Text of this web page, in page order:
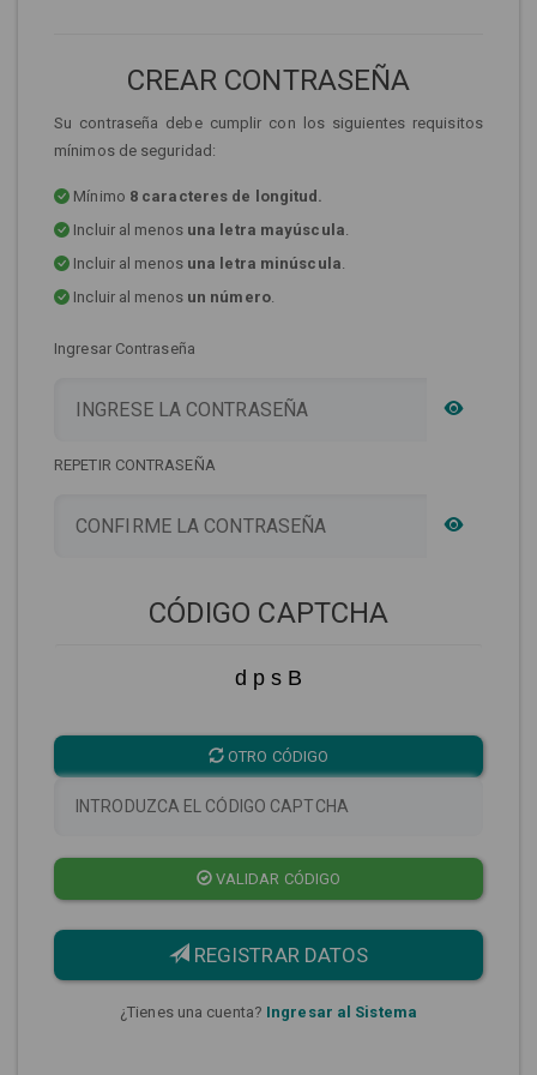
CREAR CONTRASEÑA
Su contraseña debe cumplir con los siguientes requisitos
mínimos de seguridad:
Mínimo 8 caracteres de longitud.
Incluir al menos una letra mayúscula.
Incluir al menos una letra minúscula.
Incluir al menos un número.
Ingresar Contraseña
REPETIR CONTRASEÑA
CÓDIGO CAPTCHA
d p s B
OTRO CÓDIGO
VALIDAR CÓDIGO
REGISTRAR DATOS
¿Tienes una cuenta? Ingresar al Sistema